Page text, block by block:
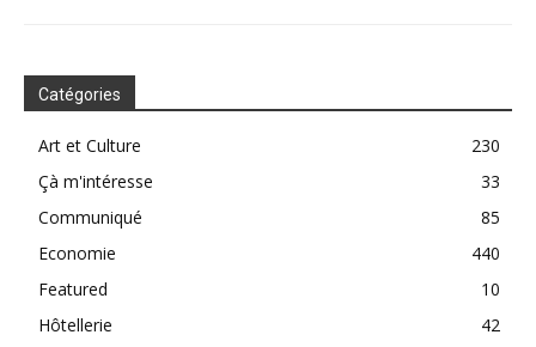
Catégories
Art et Culture
230
Çà m'intéresse
33
Communiqué
85
Economie
440
Featured
10
Hôtellerie
42